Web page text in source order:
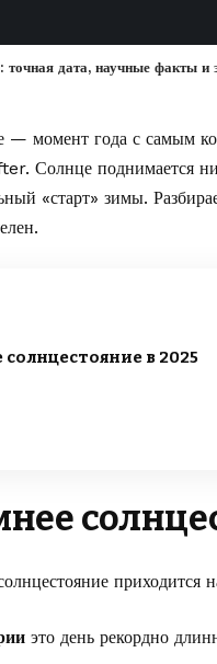
точная дата, научные факты
— момент года с самым
. Солнце поднимается
«старт» зимы.
в 2025
приходится
это день рекордно